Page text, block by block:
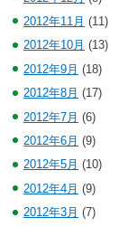
2012年11月 (11)
2012年10月 (13)
2012年9月 (18)
2012年8月 (17)
2012年7月 (6)
2012年6月 (9)
2012年5月 (10)
2012年4月 (9)
2012年3月 (7)